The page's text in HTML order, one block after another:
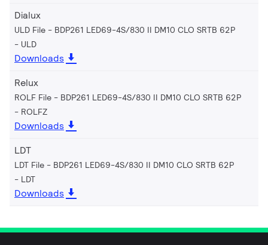
Dialux
ULD File - BDP261 LED69-4S/830 II DM10 CLO SRTB 62P
ULD
Downloads
Relux
ROLF File - BDP261 LED69-4S/830 II DM10 CLO SRTB 62P
ROLFZ
Downloads
LDT
LDT File - BDP261 LED69-4S/830 II DM10 CLO SRTB 62P
LDT
Downloads